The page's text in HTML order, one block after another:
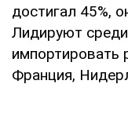
достигал 45%,
Лидируют
импортировать
Франция,